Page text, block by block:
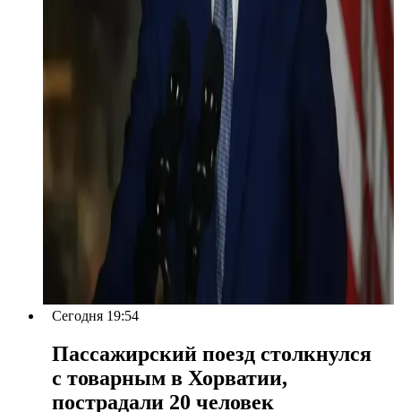
Сегодня 19:54
Пассажирский поезд столкнулся
с товарным в Хорватии,
пострадали 20 человек